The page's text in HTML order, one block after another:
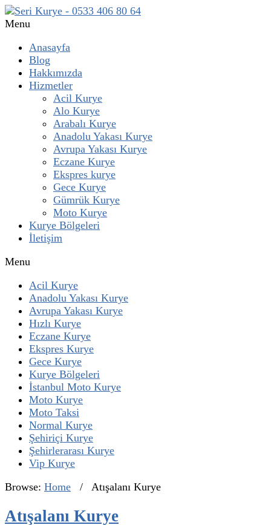
Menu
Anasayfa
Blog
Hakkımızda
Hizmetler
Acil Kurye
Alo Kurye
Arabalı Kurye
Anadolu Yakası Kurye
Avrupa Yakası Kurye
Eczane Kurye
Ekspres kurye
Gece Kurye
Gümrük Kurye
Moto Kurye
Kurye Bölgeleri
İletişim
Menu
Acil Kurye
Anadolu Yakası Kurye
Avrupa Yakası Kurye
Hızlı Kurye
Eczane Kurye
Ekspres Kurye
Gece Kurye
Kurye Bölgeleri
İstanbul Moto Kurye
Moto Kurye
Moto Taksi
Normal Kurye
Şehiriçi Kurye
Şehirlerarası Kurye
Vip Kurye
Browse: Home / Atışalanı Kurye
Atışalanı Kurye